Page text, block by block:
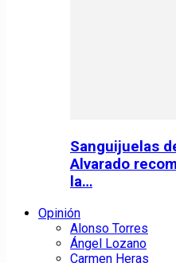
Sanguijuelas
Alvarado
la…
Opinión
Alonso Torres
Ángel Lozano
Carmen Heras